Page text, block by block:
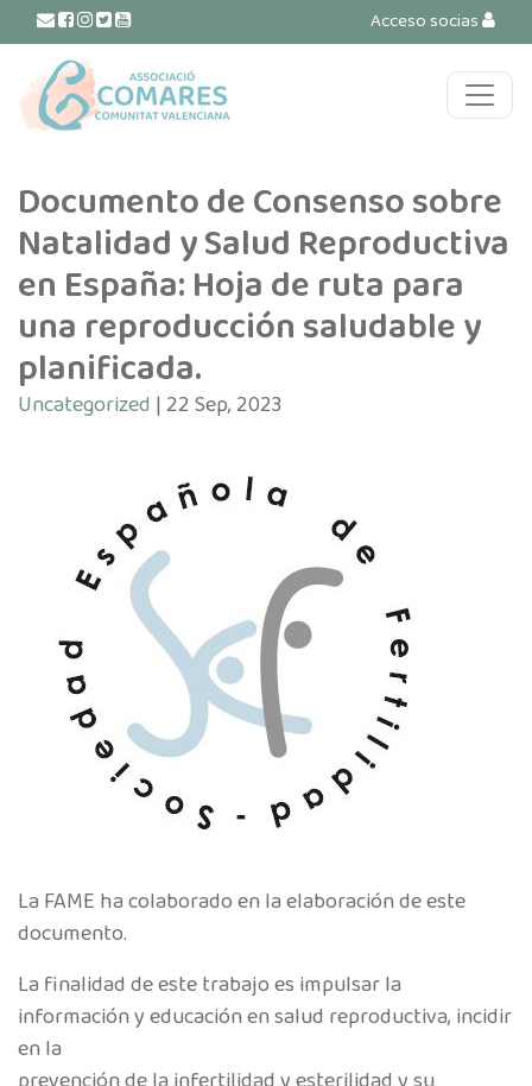
Acceso socias
Navegación principal
Documento de Consenso sobre
Natalidad y Salud Reproductiva
en España: Hoja de ruta para
una reproducción saludable y
planificada.
Uncategorized| 22 Sep, 2023
La FAME ha colaborado en la elaboración de este
documento.
La finalidad de este trabajo es impulsar la
información y educación en salud reproductiva, incidir
en la